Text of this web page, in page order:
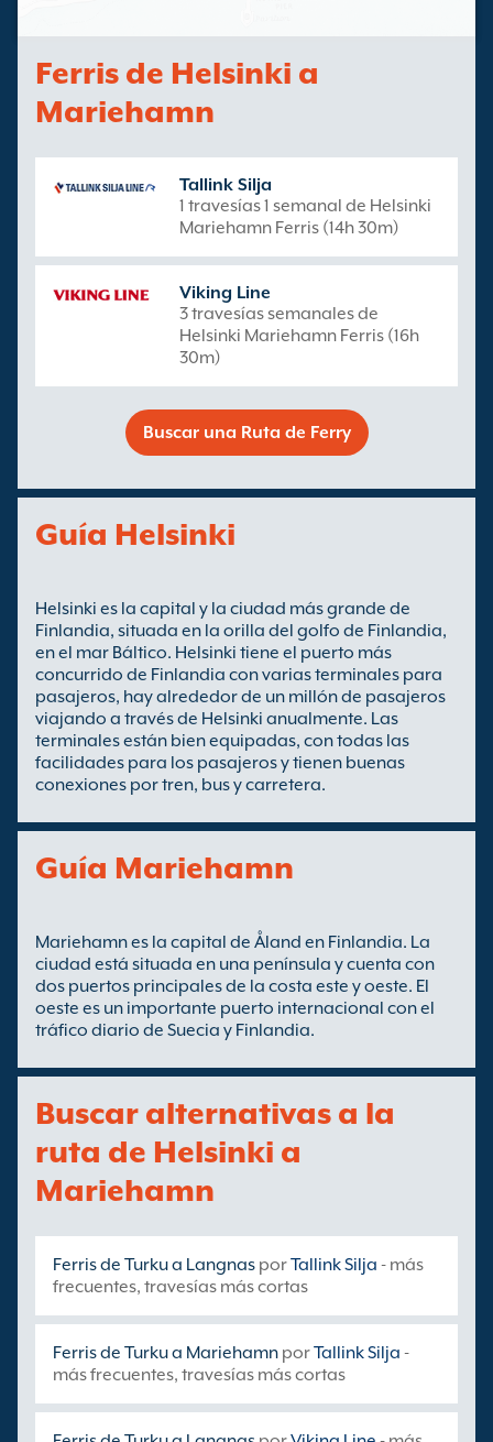
Ferris de Helsinki a
Mariehamn
Tallink Silja
1 travesías 1 semanal de Helsinki
Mariehamn Ferris (14h 30m)
Viking Line
3 travesías semanales de
Helsinki Mariehamn Ferris (16h
30m)
Buscar una Ruta de Ferry
Guía Helsinki
Helsinki es la capital y la ciudad más grande de
Finlandia, situada en la orilla del golfo de Finlandia,
en el mar Báltico. Helsinki tiene el puerto más
concurrido de Finlandia con varias terminales para
pasajeros, hay alrededor de un millón de pasajeros
viajando a través de Helsinki anualmente. Las
terminales están bien equipadas, con todas las
facilidades para los pasajeros y tienen buenas
conexiones por tren, bus y carretera.
Guía Mariehamn
Mariehamn es la capital de Åland en Finlandia. La
ciudad está situada en una península y cuenta con
dos puertos principales de la costa este y oeste. El
oeste es un importante puerto internacional con el
tráfico diario de Suecia y Finlandia.
Buscar alternativas a la
ruta de Helsinki a
Mariehamn
Ferris de Turku a Langnas porTallink Silja - más
frecuentes, travesías más cortas
Ferris de Turku a Mariehamn porTallink Silja -
más frecuentes, travesías más cortas